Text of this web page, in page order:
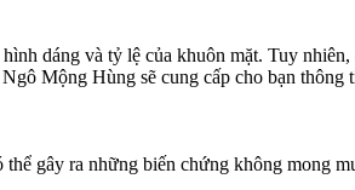
dáng và tỷ lệ của khuôn mặt. Tuy
Ngô Mộng Hùng sẽ cung cấp cho bạn thông
gây ra những biến chứng không mong